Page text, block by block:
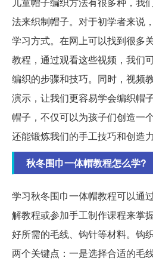
法来织制帽子。对于初学者来说
学习方式。在网上可以找到很多
教程，通过观看这些视频，我们
编织的步骤和技巧。同时，视频
演示，让我们更容易学会编织帽
帽子，不仅可以为孩子们创造一
还能锻炼我们的手工技巧和创造力
秋冬围巾一体帽教程怎么学?
学习秋冬围巾一体帽教程可以通
解教程或参加手工制作课程来掌
好所需的毛线、钩针等材料。钩
两个关键点：一是选择合适的毛